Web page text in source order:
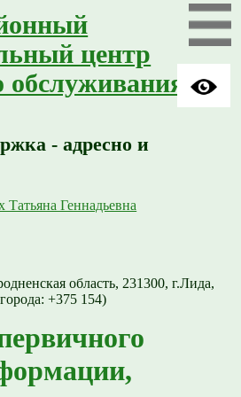
центр
обслуживания
- адресно и
Татьяна Геннадьевна
область, 231300, г.Лида,
+375 154)